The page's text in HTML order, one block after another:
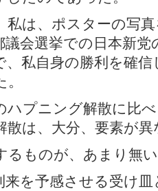
私は、ポスターの写
議会選挙での日本新
、私自身の勝利を確
ハプニング解散に比
散は、大分、要素が異
るものが、あまり無
来を予感させる受け